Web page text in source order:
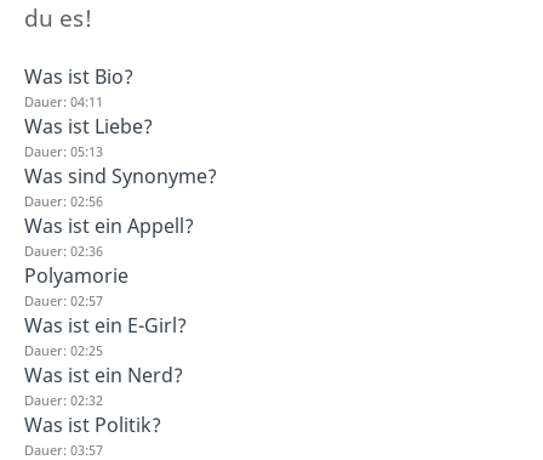
du es!
Was ist Bio?
Dauer: 04:11
Was ist Liebe?
Dauer: 05:13
Was sind Synonyme?
Dauer: 02:56
Was ist ein Appell?
Dauer: 02:36
Polyamorie
Dauer: 02:57
Was ist ein E-Girl?
Dauer: 02:25
Was ist ein Nerd?
Dauer: 02:32
Was ist Politik?
Dauer: 03:57